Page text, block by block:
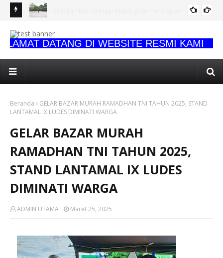
HUT KE-1 KODAM XXII/TAMBUN BUNGAI
DATANG DI WEBSITE RESMI KAMI
Beranda
GELAR BAZAR MURAH RAMADHAN TNI TAHUN 2025, STAND
LANTAMAL IX LUDES DIMINATI WARGA
GELAR BAZAR MURAH
RAMADHAN TNI TAHUN 2025,
STAND LANTAMAL IX LUDES
DIMINATI WARGA
ADMIN UTAMA Maret 25, 2025